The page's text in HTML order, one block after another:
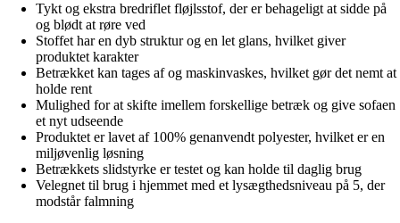
Tykt og ekstra bredriflet fløjlsstof, der er behageligt at sidde på
og blødt at røre ved
Stoffet har en dyb struktur og en let glans, hvilket giver
produktet karakter
Betrækket kan tages af og maskinvaskes, hvilket gør det nemt at
holde rent
Mulighed for at skifte imellem forskellige betræk og give sofaen
et nyt udseende
Produktet er lavet af 100% genanvendt polyester, hvilket er en
miljøvenlig løsning
Betrækkets slidstyrke er testet og kan holde til daglig brug
Velegnet til brug i hjemmet med et lysægthedsniveau på 5, der
modstår falmning